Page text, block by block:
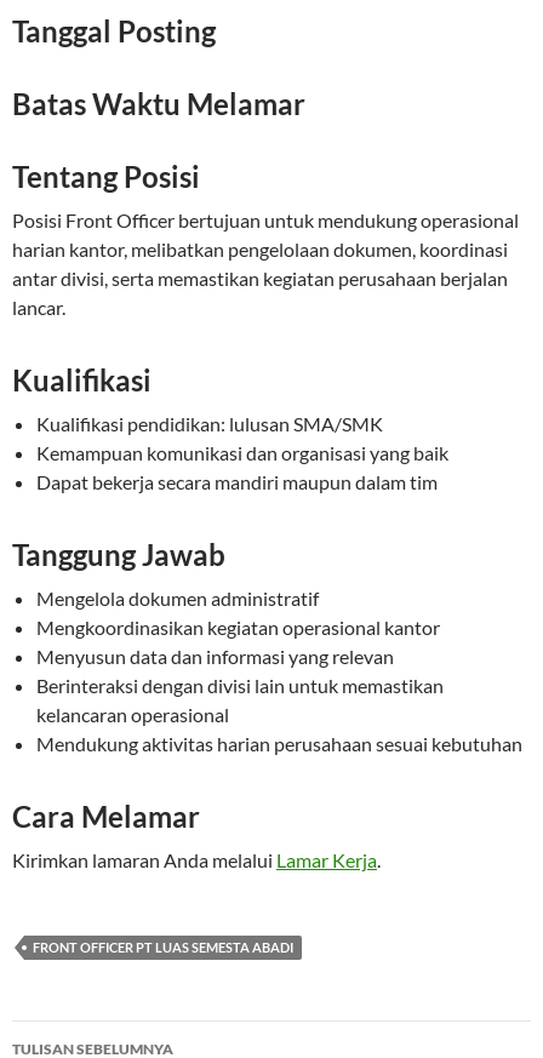
Tanggal Posting
Batas Waktu Melamar
Tentang Posisi
Posisi Front Officer bertujuan untuk mendukung operasional
harian kantor, melibatkan pengelolaan dokumen, koordinasi
antar divisi, serta memastikan kegiatan perusahaan berjalan
lancar.
Kualifikasi
Kualifikasi pendidikan: lulusan SMA/SMK
Kemampuan komunikasi dan organisasi yang baik
Dapat bekerja secara mandiri maupun dalam tim
Tanggung Jawab
Mengelola dokumen administratif
Mengkoordinasikan kegiatan operasional kantor
Menyusun data dan informasi yang relevan
Berinteraksi dengan divisi lain untuk memastikan
kelancaran operasional
Mendukung aktivitas harian perusahaan sesuai kebutuhan
Cara Melamar
Kirimkan lamaran Anda melalui Lamar Kerja.
FRONT OFFICER PT LUAS SEMESTA ABADI
Navigasi
TULISAN SEBELUMNYA